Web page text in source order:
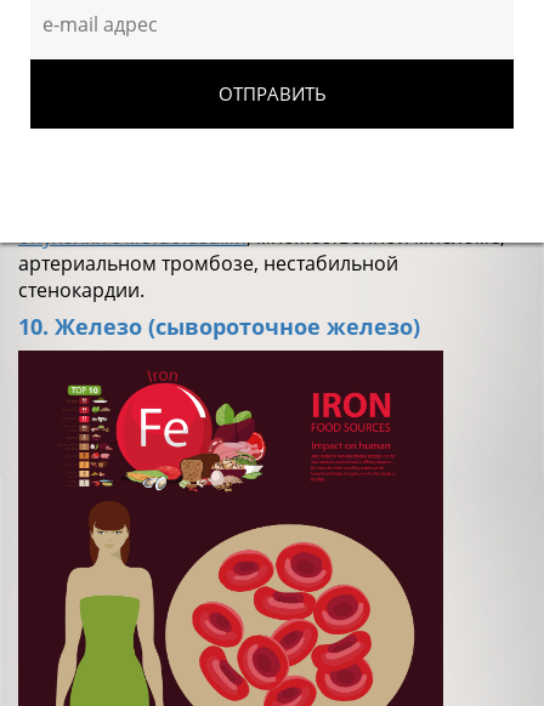
С-реактивного белка в сыворотке крови.
системной красной волчанке
тканей, ревматизме, острых инфекционных болезнях
опухолях с метастазами, множественной миеломе,
артериальном тромбозе, нестабильной
стенокардии.
10. Железо (сывороточное железо)